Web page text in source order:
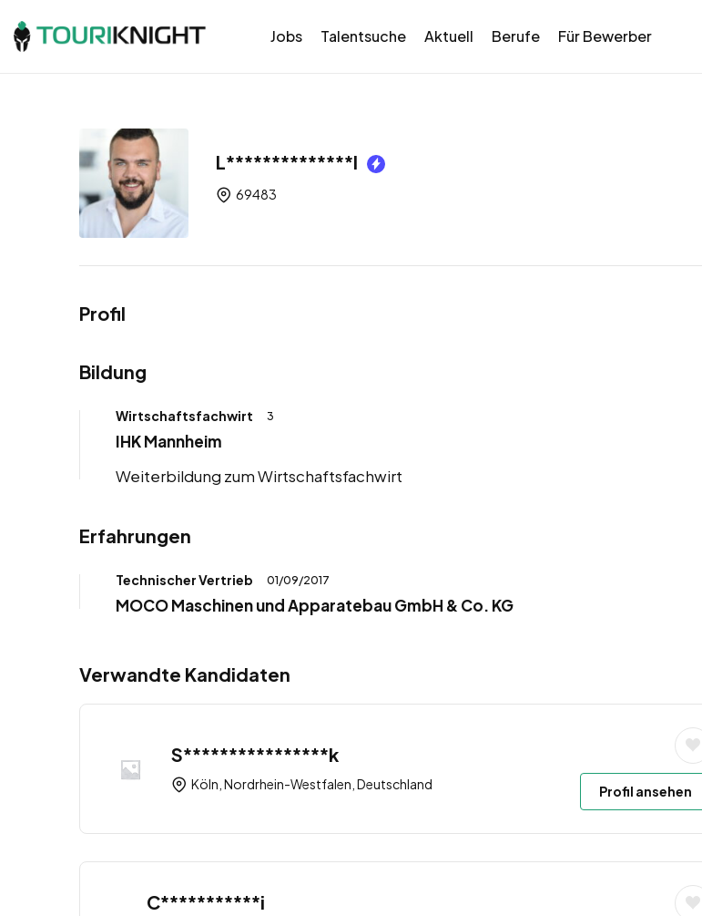
Jobs Talentsuche Aktuell Berufe Für Bewerber
L**************l
69483
Profil
Bildung
Wirtschaftsfachwirt 3
IHK Mannheim
Weiterbildung zum Wirtschaftsfachwirt
Erfahrungen
Technischer Vertrieb 01/09/2017
MOCO Maschinen und Apparatebau GmbH & Co. KG
Verwandte Kandidaten
S****************k
Köln, Nordrhein-Westfalen, Deutschland Profil ansehen
C***********i